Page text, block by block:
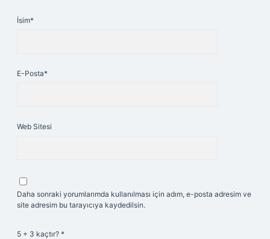
İsim*
E-Posta*
Web Sitesi
Daha sonraki yorumlarımda kullanılması için adım, e-posta adresim ve
site adresim bu tarayıcıya kaydedilsin.
5 + 3 kaçtır? *